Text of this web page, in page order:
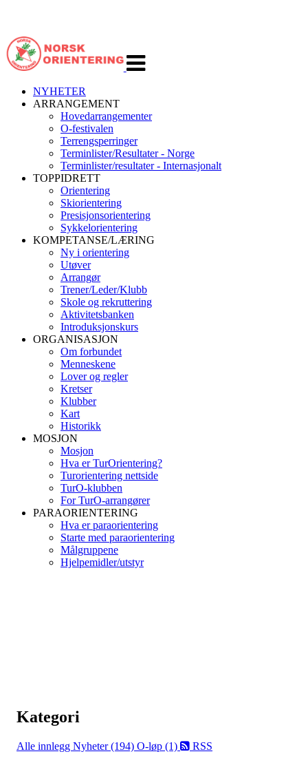
navigasjon
NYHETER
ARRANGEMENT
Hovedarrangementer
O-festivalen
Terrengsperringer
Terminlister/Resultater - Norge
Terminlister/resultater - Internasjonalt
TOPPIDRETT
Orientering
Skiorientering
Presisjonsorientering
Sykkelorientering
KOMPETANSE/LÆRING
Ny i orientering
Utøver
Arrangør
Trener/Leder/Klubb
Skole og rekruttering
Aktivitetsbanken
Introduksjonskurs
ORGANISASJON
Om forbundet
Menneskene
Lover og regler
Kretser
Klubber
Kart
Historikk
MOSJON
Mosjon
Hva er TurOrientering?
Turorientering nettside
TurO-klubben
For TurO-arrangører
PARAORIENTERING
Hva er paraorientering
Starte med paraorientering
Målgruppene
Hjelpemidler/utstyr
Kategori
Alle innlegg Nyheter (194) O-løp (1) RSS